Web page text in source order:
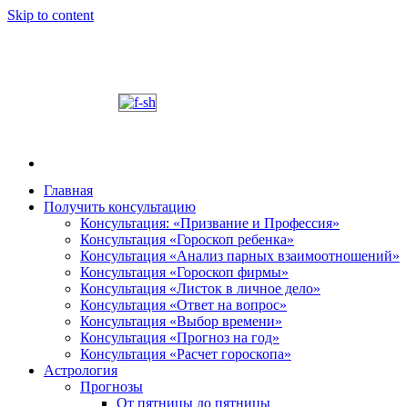
Skip to content
Шабалин Михаил Александрович. Персональный
Председатель Новосибирского
консультации на основании Вашей натальной
том, как с этим связано здоровье.
диалога. У Вас будет возможность задавать
и место своего рождения. Знание точного
деятель.
Главная
Получить консультацию
Консультация: «Призвание и Профессия»
Консультация «Гороскоп ребенка»
Консультация «Анализ парных взаимоотношений»
Консультация «Гороскоп фирмы»
Консультация «Листок в личное дело»
Консультация «Ответ на вопрос»
Консультация «Выбор времени»
Консультация «Прогноз на год»
Консультация «Расчет гороскопа»
Астрология
Прогнозы
От пятницы до пятницы